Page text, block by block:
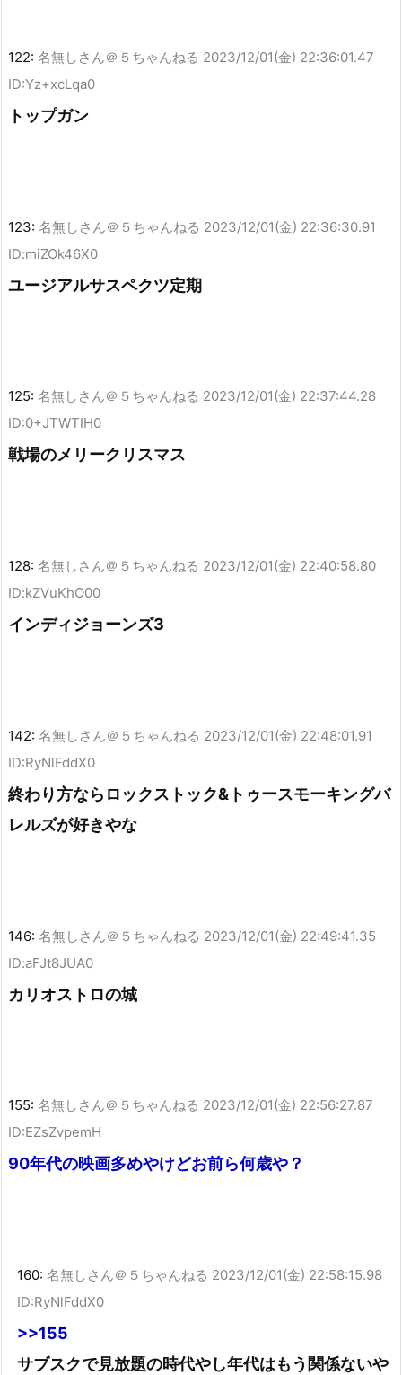
122: 名無しさん＠５ちゃんねる 2023/12/01(金) 22:36:01.47
ID:Yz+xcLqa0
トップガン
123: 名無しさん＠５ちゃんねる 2023/12/01(金) 22:36:30.91
ID:miZOk46X0
ユージアルサスペクツ定期
125: 名無しさん＠５ちゃんねる 2023/12/01(金) 22:37:44.28
ID:0+JTWTIH0
戦場のメリークリスマス
128: 名無しさん＠５ちゃんねる 2023/12/01(金) 22:40:58.80
ID:kZVuKhO00
インディジョーンズ3
142: 名無しさん＠５ちゃんねる 2023/12/01(金) 22:48:01.91
ID:RyNlFddX0
終わり方ならロックストック&トゥースモーキングバ
レルズが好きやな
146: 名無しさん＠５ちゃんねる 2023/12/01(金) 22:49:41.35
ID:aFJt8JUA0
カリオストロの城
155: 名無しさん＠５ちゃんねる 2023/12/01(金) 22:56:27.87
ID:EZsZvpemH
90年代の映画多めやけどお前ら何歳や？
160: 名無しさん＠５ちゃんねる 2023/12/01(金) 22:58:15.98
ID:RyNlFddX0
>>155
サブスクで見放題の時代やし年代はもう関係ないや